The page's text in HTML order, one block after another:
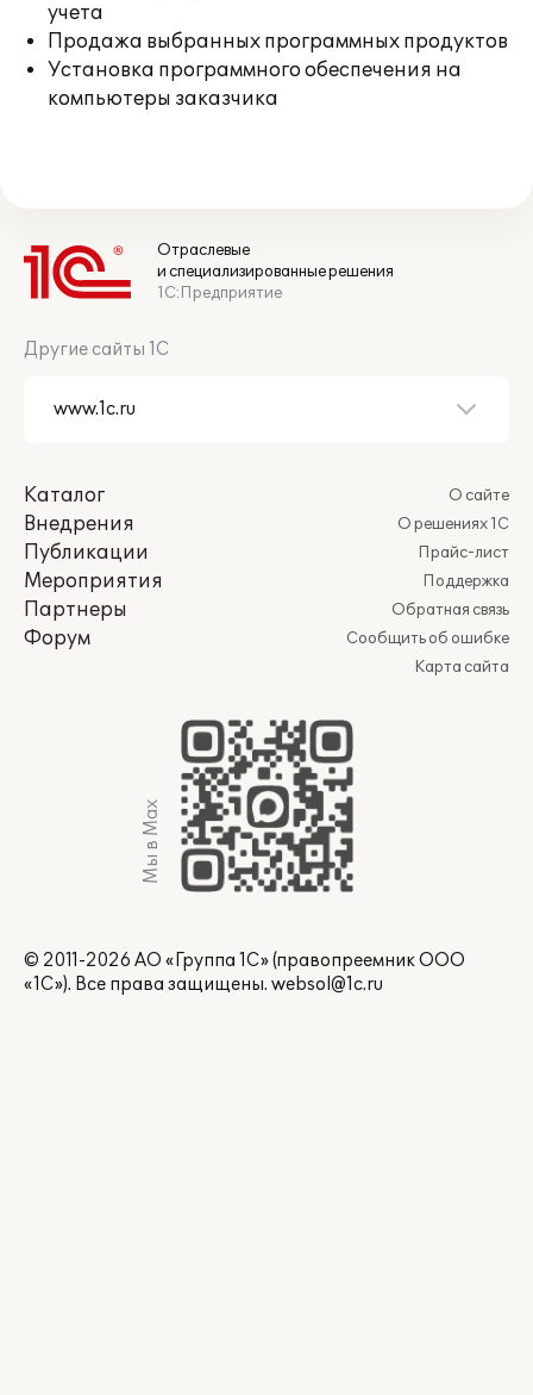
учета
Продажа выбранных программных продуктов
Установка программного обеспечения на
компьютеры заказчика
Отраслевые
и специализированные решения
1С:Предприятие
Другие сайты 1С
Каталог
Внедрения
Публикации
Мероприятия
Партнеры
Форум
О сайте
О решениях 1С
Прайс-лист
Поддержка
Обратная связь
Сообщить об ошибке
Карта сайта
Мы в Max
© 2011-2026 АО «Группа 1С» (правопреемник ООО
«1С»). Все права защищены. websol@1c.ru